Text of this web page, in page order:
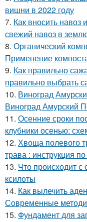
вишни в 2022 году
7. Как вносить навоз
свежий навоз в
8. Органический
Применение
9. Как правильно
правильно выбрать
10. Виноград
Виноград Амурский
11. Осенние сроки
клубники осенью:
12. Хвоща полевого
трава : инструкция
13. Что происходит
ксилоты
14. Как вылечить
Современные
15. Фундамент для